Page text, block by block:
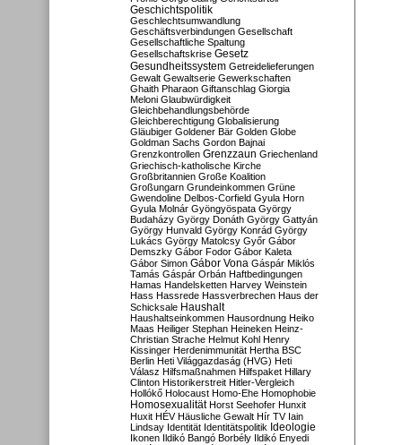
Geschichtspolitik
Geschlechtsumwandlung
Geschäftsverbindungen Gesellschaft
Gesellschaftliche Spaltung
Gesellschaftskrise Gesetz
Gesundheitssystem Getreidelieferungen
Gewalt Gewaltserie Gewerkschaften
Ghaith Pharaon Giftanschlag Giorgia
Meloni Glaubwürdigkeit
Gleichbehandlungsbehörde
Gleichberechtigung Globalisierung
Gläubiger Goldener Bär Golden Globe
Goldman Sachs Gordon Bajnai
Grenzkontrollen Grenzzaun Griechenland
Griechisch-katholische Kirche
Großbritannien Große Koalition
Großungarn Grundeinkommen Grüne
Gwendoline Delbos-Corfield Gyula Horn
Gyula Molnár Gyöngyöspata György
Budaházy György Donáth György Gattyán
György Hunvald György Konrád György
Lukács György Matolcsy Győr Gábor
Demszky Gábor Fodor Gábor Kaleta
Gábor Simon Gábor Vona Gáspár Miklós
Tamás Gáspár Orbán Haftbedingungen
Hamas Handelsketten Harvey Weinstein
Hass Hassrede Hassverbrechen Haus der
Schicksale Haushalt
Haushaltseinkommen Hausordnung Heiko
Maas Heiliger Stephan Heineken Heinz-
Christian Strache Helmut Kohl Henry
Kissinger Herdenimmunität Hertha BSC
Berlin Heti Világgazdaság (HVG) Heti
Válasz Hilfsmaßnahmen Hilfspaket Hillary
Clinton Historikerstreit Hitler-Vergleich
Hollókő Holocaust Homo-Ehe Homophobie
Homosexualität Horst Seehofer Hunxit
Huxit HÉV Häusliche Gewalt Hír TV Iain
Lindsay Identität Identitätspolitik Ideologie
Ikonen Ildikó Bangó Borbély Ildikó Enyedi